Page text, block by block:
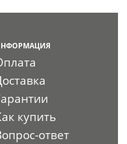
купить
ответ